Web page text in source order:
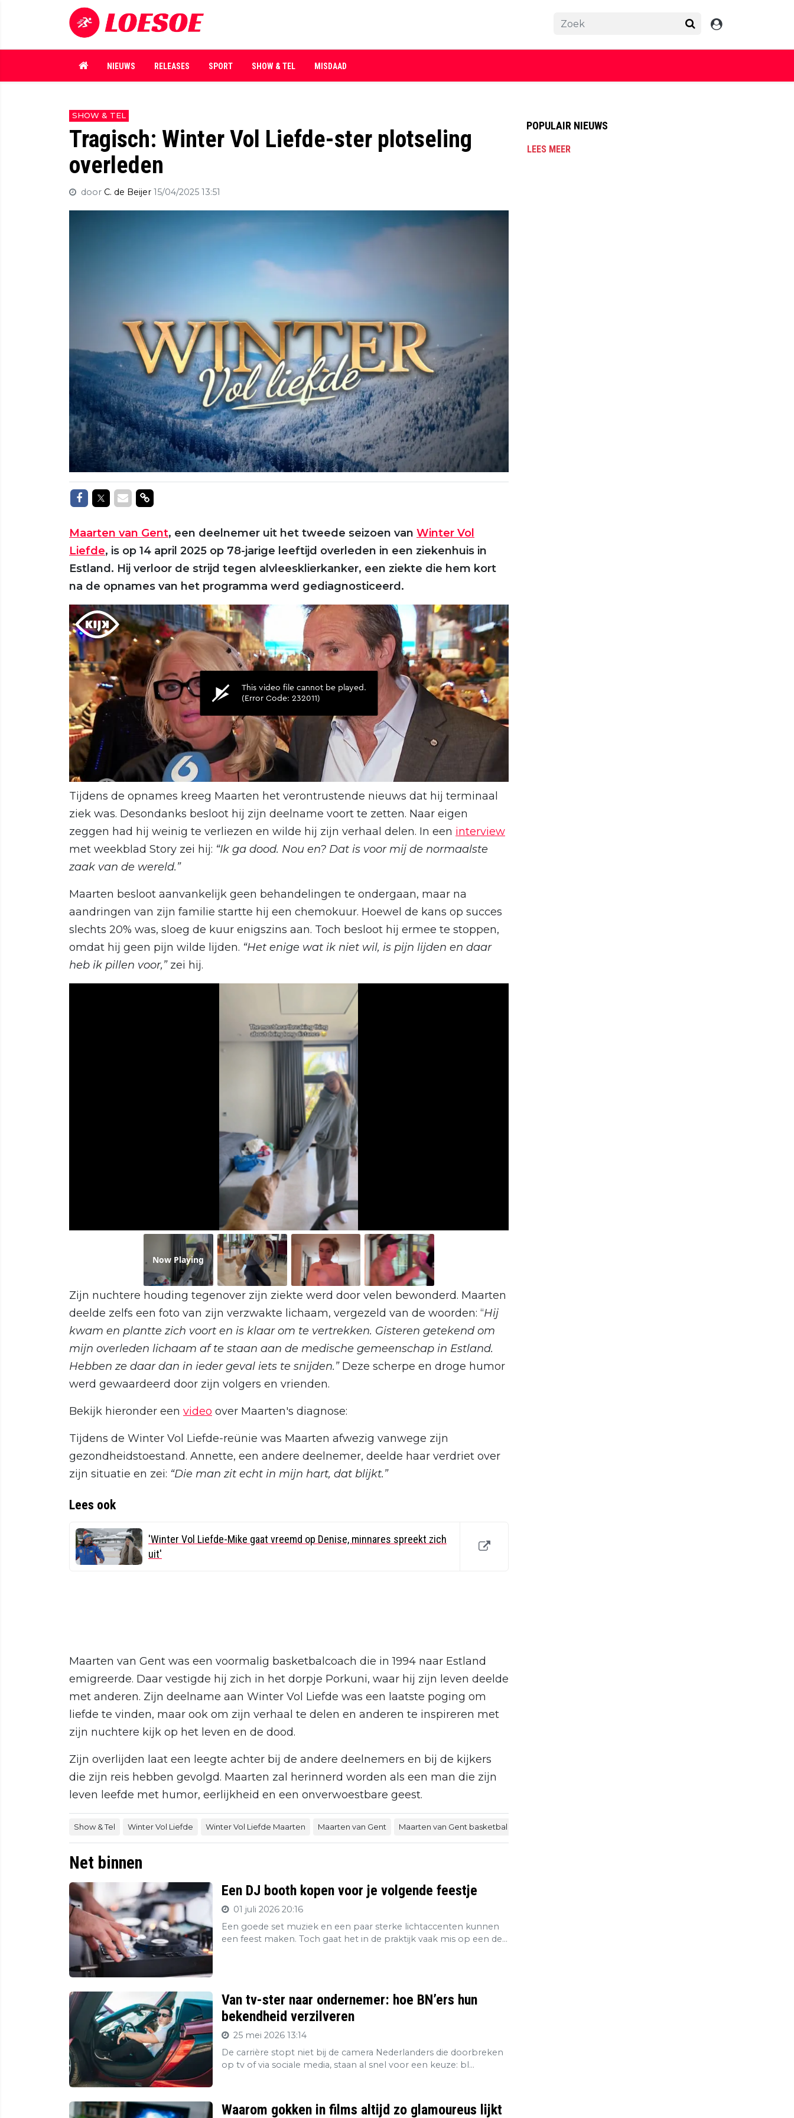
NIEUWS RELEASES SPORT SHOW & TEL MISDAAD
SHOW & TEL
Tragisch: Winter Vol Liefde-ster plotseling
overleden
door C. de Beijer 15/04/2025 13:51
Delen op Facebook
Delen op Twitter
Delen via Mail
Delen via link
Maarten van Gent, een deelnemer uit het tweede seizoen van Winter Vol
Liefde, is op 14 april 2025 op 78-jarige leeftijd overleden in een ziekenhuis in
Estland. Hij verloor de strijd tegen alvleesklierkanker, een ziekte die hem kort
na de opnames van het programma werd gediagnosticeerd.​
Tijdens de opnames kreeg Maarten het verontrustende nieuws dat hij terminaal
ziek was. Desondanks besloot hij zijn deelname voort te zetten. Naar eigen
zeggen had hij weinig te verliezen en wilde hij zijn verhaal delen. In een interview
met weekblad Story zei hij: “Ik ga dood. Nou en? Dat is voor mij de normaalste
zaak van de wereld.” ​
Maarten besloot aanvankelijk geen behandelingen te ondergaan, maar na
aandringen van zijn familie startte hij een chemokuur. Hoewel de kans op succes
slechts 20% was, sloeg de kuur enigszins aan. Toch besloot hij ermee te stoppen,
omdat hij geen pijn wilde lijden. “Het enige wat ik niet wil, is pijn lijden en daar
heb ik pillen voor,”zei hij.
Now Playing
Zijn nuchtere houding tegenover zijn ziekte werd door velen bewonderd. Maarten
deelde zelfs een foto van zijn verzwakte lichaam, vergezeld van de woorden: “Hij
kwam en plantte zich voort en is klaar om te vertrekken. Gisteren getekend om
mijn overleden lichaam af te staan aan de medische gemeenschap in Estland.
Hebben ze daar dan in ieder geval iets te snijden.”Deze scherpe en droge humor
werd gewaardeerd door zijn volgers en vrienden.​
Bekijk hieronder een video over Maarten's diagnose:
Tijdens de Winter Vol Liefde-reünie was Maarten afwezig vanwege zijn
gezondheidstoestand. Annette, een andere deelnemer, deelde haar verdriet over
zijn situatie en zei: “Die man zit echt in mijn hart, dat blijkt.” ​
Lees ook
'Winter Vol Liefde-Mike gaat vreemd op Denise, minnares spreekt zich
uit'
Maarten van Gent was een voormalig basketbalcoach die in 1994 naar Estland
emigreerde. Daar vestigde hij zich in het dorpje Porkuni, waar hij zijn leven deelde
met anderen. Zijn deelname aan Winter Vol Liefde was een laatste poging om
liefde te vinden, maar ook om zijn verhaal te delen en anderen te inspireren met
zijn nuchtere kijk op het leven en de dood.​
Zijn overlijden laat een leegte achter bij de andere deelnemers en bij de kijkers
die zijn reis hebben gevolgd. Maarten zal herinnerd worden als een man die zijn
leven leefde met humor, eerlijkheid en een onverwoestbare geest.​
Show & Tel Winter Vol Liefde Winter Vol Liefde Maarten Maarten van Gent Maarten van Gent basketbal
Net binnen
Een DJ booth kopen voor je volgende feestje
01 juli 2026 20:16
Een goede set muziek en een paar sterke lichtaccenten kunnen
een feest maken. Toch gaat het in de praktijk vaak mis op een de...
Van tv-ster naar ondernemer: hoe BN’ers hun
bekendheid verzilveren
25 mei 2026 13:14
De carrière stopt niet bij de camera Nederlanders die doorbreken
op tv of via sociale media, staan al snel voor een keuze: bl...
Waarom gokken in films altijd zo glamoureus lijkt
POPULAIR NIEUWS
LEES MEER